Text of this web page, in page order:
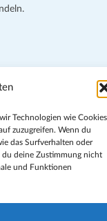
Technologien wie
zuzugreifen. Wenn du
das Surfverhalten oder
du deine Zustimmung nicht
und Funktionen